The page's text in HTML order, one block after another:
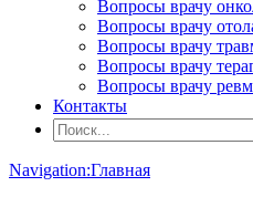
Вопросы врачу
Вопросы врачу
Вопросы врачу
Вопросы врачу
Вопросы врачу
Контакты
Navigation:Главная